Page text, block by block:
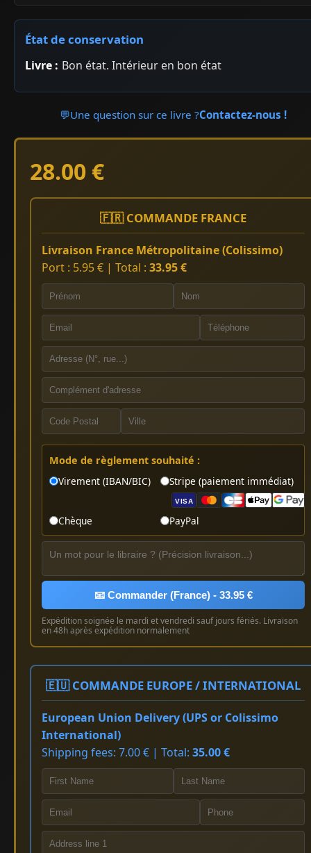
État de conservation
Livre : Bon état. Intérieur en bon état
💬Une question sur ce livre ?Contactez-nous !
28.00 €
🇫🇷 COMMANDE FRANCE
Livraison France Métropolitaine (Colissimo)
Port : 5.95 € | Total : 33.95 €
Mode de règlement souhaité :
Virement (IBAN/BIC)
Stripe (paiement immédiat)
VISA
Chèque PayPal
📧 Commander (France) - 33.95 €
Expédition soignée le mardi et vendredi sauf jours fériés. Livraison
en 48h après expédition normalement
🇪🇺 COMMANDE EUROPE / INTERNATIONAL
European Union Delivery (UPS or Colissimo
International)
Shipping fees: 7.00 € | Total: 35.00 €